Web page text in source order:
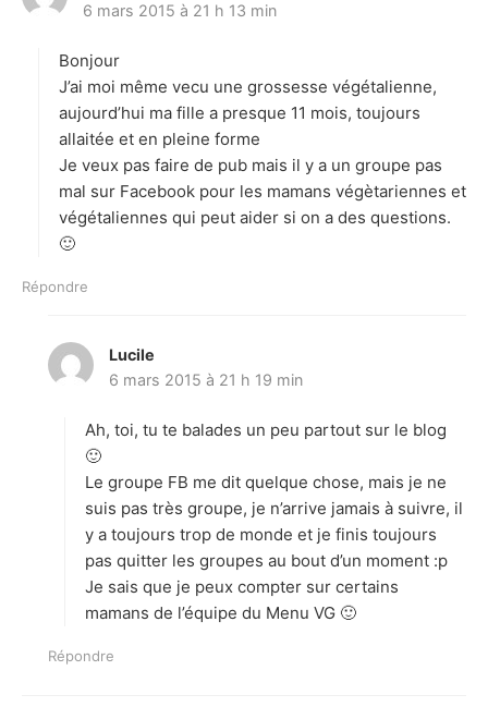
i
:
6 mars 2015 à 21 h 13 min
Bonjour
J’ai moi même vecu une grossesse végétalienne,
aujourd’hui ma fille a presque 11 mois, toujours
allaitée et en pleine forme
Je veux pas faire de pub mais il y a un groupe pas
mal sur Facebook pour les mamans végètariennes et
végétaliennes qui peut aider si on a des questions.
🙂
Répondre
Lucile
i
6 mars 2015 à 21 h 19 min
Ah, toi, tu te balades un peu partout sur le blog
🙂
Le groupe FB me dit quelque chose, mais je ne
suis pas très groupe, je n’arrive jamais à suivre, il
y a toujours trop de monde et je finis toujours
pas quitter les groupes au bout d’un moment :p
Je sais que je peux compter sur certains
mamans de l’équipe du Menu VG 🙂
Répondre